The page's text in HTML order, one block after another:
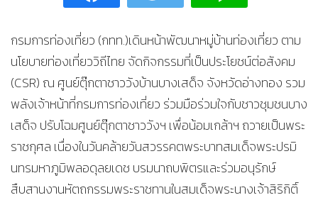
กรมการท่องเที่ยว (กทท.)เดินหน้าพัฒนาหมู่บ้านท่องเที่ยว ตาม
นโยบายท่องเที่ยววิถีไทย จัดกิจกรรมที่เป็นประโยชน์ต่อสังคม
(CSR) ณ ศูนย์ตุ๊กตาชาววังบ้านบางเสด็จ จังหวัดอ่างทอง รวม
พลังเจ้าหน้าที่กรมการท่องเที่ยว ร่วมมือร่วมใจกับชาวชุมชนบาง
เสด็จ ปรับโฉมศูนย์ตุ๊กตาชาววังฯ เพื่อน้อมเกล้าฯ ถวายเป็นพระ
ราชกุศล เนื่องในวันคล้ายวันสวรรคตพระบาทสมเด็จพระปรมิ
นทรมหาภูมิพลอดุลยเดช บรมนาถบพิตรและร่วมอนุรักษ์
สืบสานงานหัตถกรรมพระราชทานในสมเด็จพระนางเจ้าสิริกิติ์